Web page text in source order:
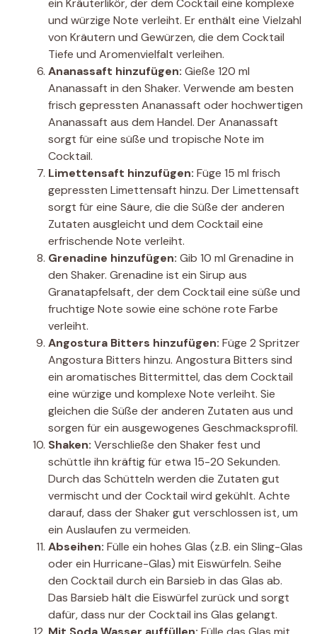
und würzige Note verleiht. Er enthält eine Vielzahl
von Kräutern und Gewürzen, die dem Cocktail
Tiefe und Aromenvielfalt verleihen.
Ananassaft hinzufügen: Gieße 120 ml
Ananassaft in den Shaker. Verwende am besten
frisch gepressten Ananassaft oder hochwertigen
Ananassaft aus dem Handel. Der Ananassaft
sorgt für eine süße und tropische Note im
Cocktail.
Limettensaft hinzufügen: Füge 15 ml frisch
gepressten Limettensaft hinzu. Der Limettensaft
sorgt für eine Säure, die die Süße der anderen
Zutaten ausgleicht und dem Cocktail eine
erfrischende Note verleiht.
Grenadine hinzufügen: Gib 10 ml Grenadine in
den Shaker. Grenadine ist ein Sirup aus
Granatapfelsaft, der dem Cocktail eine süße und
fruchtige Note sowie eine schöne rote Farbe
verleiht.
Angostura Bitters hinzufügen: Füge 2 Spritzer
Angostura Bitters hinzu. Angostura Bitters sind
ein aromatisches Bittermittel, das dem Cocktail
eine würzige und komplexe Note verleiht. Sie
gleichen die Süße der anderen Zutaten aus und
sorgen für ein ausgewogenes Geschmacksprofil.
Shaken: Verschließe den Shaker fest und
schüttle ihn kräftig für etwa 15-20 Sekunden.
Durch das Schütteln werden die Zutaten gut
vermischt und der Cocktail wird gekühlt. Achte
darauf, dass der Shaker gut verschlossen ist, um
ein Auslaufen zu vermeiden.
Abseihen: Fülle ein hohes Glas (z.B. ein Sling-Glas
oder ein Hurricane-Glas) mit Eiswürfeln. Seihe
den Cocktail durch ein Barsieb in das Glas ab.
Das Barsieb hält die Eiswürfel zurück und sorgt
dafür, dass nur der Cocktail ins Glas gelangt.